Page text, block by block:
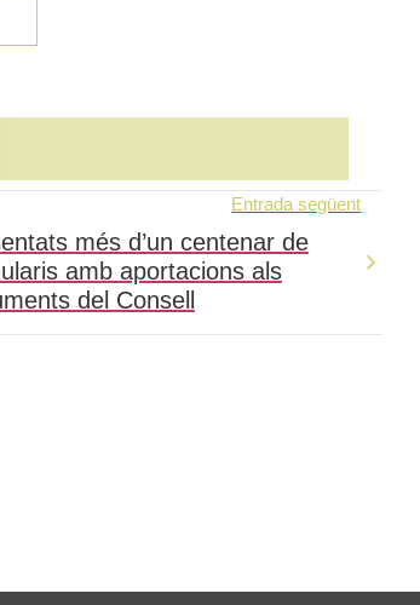
Entrada següent
més d’un centenar de
amb aportacions als
del Consell